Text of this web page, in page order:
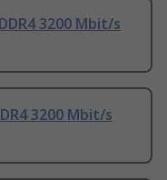
3200 Mbit/s
3200 Mbit/s